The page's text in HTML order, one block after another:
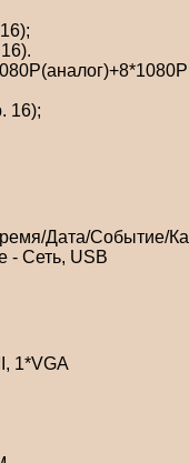
16);
Дата/Событие/
- Сеть, USB
1*VGA